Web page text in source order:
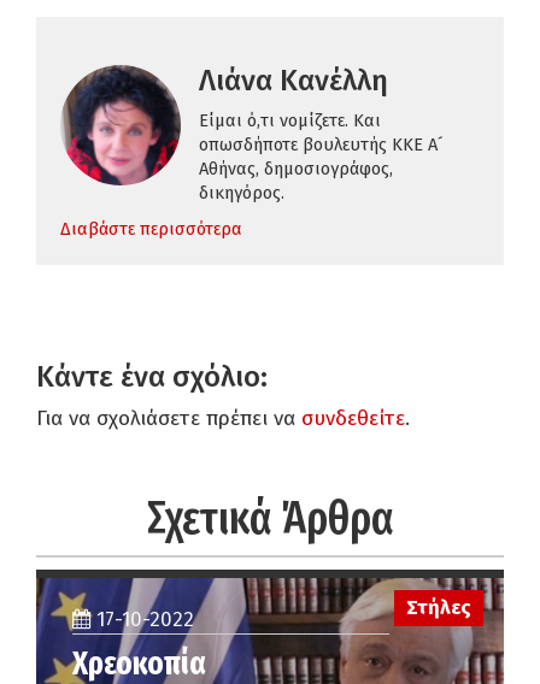
Λιάνα Κανέλλη
Είμαι ό,τι νομίζετε. Και
οπωσδήποτε βουλευτής ΚΚΕ Α´
Αθήνας, δημοσιογράφος,
δικηγόρος.
Διαβάστε περισσότερα
Κάντε ένα σχόλιο:
Για να σχολιάσετε πρέπει να συνδεθείτε.
Σχετικά Άρθρα
Στήλες
17-10-2022
Χρεοκοπία